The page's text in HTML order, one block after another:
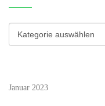
Kategorien
Januar 2023